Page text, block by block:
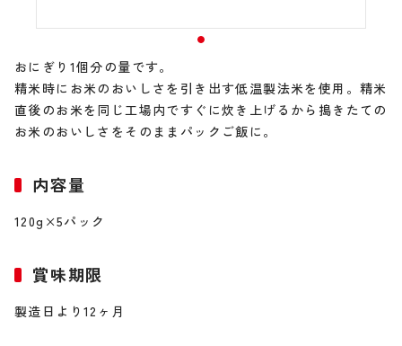
おにぎり1個分の量です。
精米時にお米のおいしさを引き出す低温製法米を使用。精米
直後のお米を同じ工場内ですぐに炊き上げるから搗きたての
お米のおいしさをそのままパックご飯に。
内容量
120g×5パック
賞味期限
製造日より12ヶ月